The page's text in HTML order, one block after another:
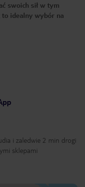
swoich sił w tym
to idealny wybór na
i zaledwie 2 min drogi
sklepami